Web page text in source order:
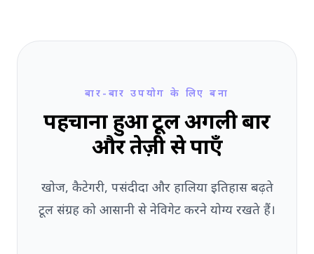
बार-बार उपयोग के लिए बना
पहचाना हुआ टूल अगली बार
और तेज़ी से पाएँ
खोज, कैटेगरी, पसंदीदा और हालिया इतिहास बढ़ते
टूल संग्रह को आसानी से नेविगेट करने योग्य रखते हैं।